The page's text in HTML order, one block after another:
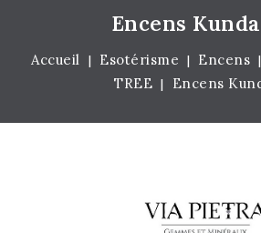
Encens
Accueil Esotérisme Encens
TREE
Encens